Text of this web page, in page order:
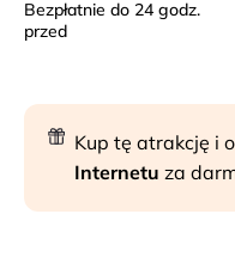
Bezpłatnie do 24 godz.
przed
Kup tę atrakcję i
Internetu za